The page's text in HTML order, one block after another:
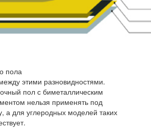
пола
этими разновидностями.
пол с биметаллическим
нельзя применять под
а для углеродных моделей таких